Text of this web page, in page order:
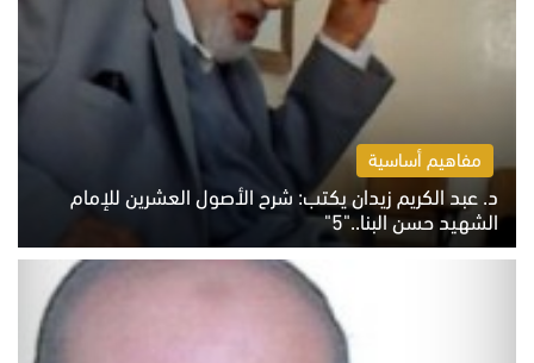
مفاهيم أساسية
د. عبد الكريم زيدان يكتب: شرح الأصول العشرين للإمام
الشهيد حسن البنا.."5"
السبت 8 أغسطس 2026 10:46 ص